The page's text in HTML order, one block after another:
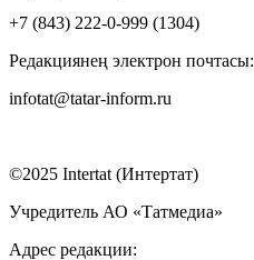
+7 (843) 222-0-999 (1304)
Редакциянең электрон почтасы:
infotat@tatar-inform.ru
©2025 Intertat (Интертат)
Учредитель АО «Татмедиа»
Адрес редакции: